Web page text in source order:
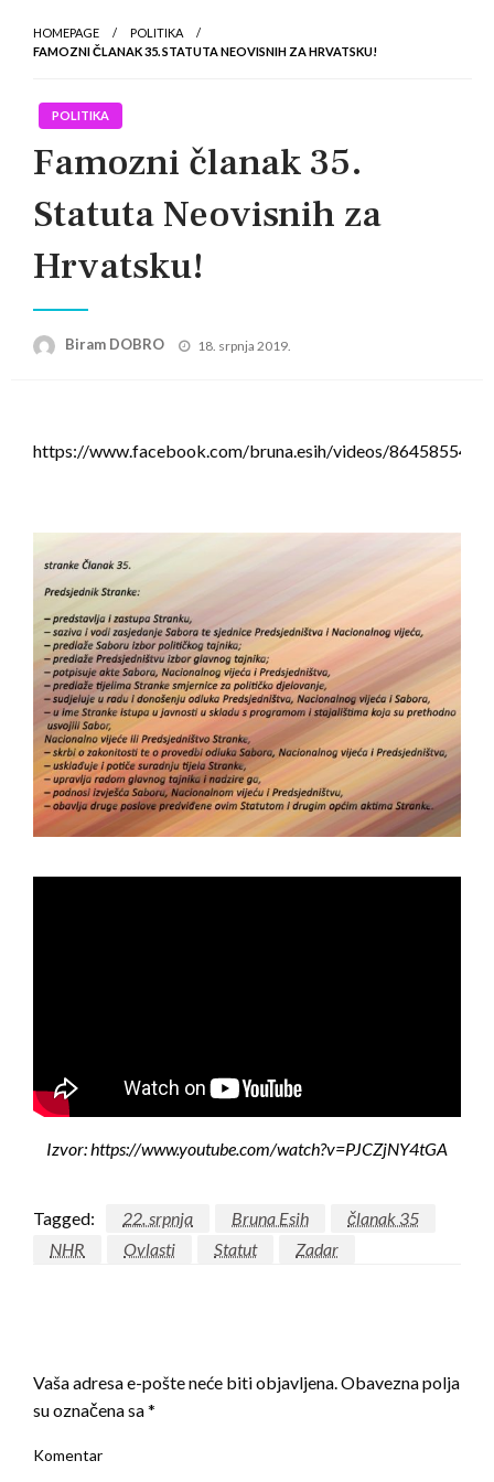
HOMEPAGE
POLITIKA
FAMOZNI ČLANAK 35. STATUTA NEOVISNIH ZA HRVATSKU!
POLITIKA
Famozni članak 35.
Statuta Neovisnih za
Hrvatsku!
Biram DOBRO
Posted
18. srpnja 2019.
https://www.facebook.com/bruna.esih/videos/
Izvor: https://www.youtube.com/watch?v=PJCZjNY4tGA
Tagged: 22. srpnja Bruna Esih
članak 35
NHR
Ovlasti Statut Zadar
Vaša adresa e-pošte neće biti objavljena.Obavezna polja
su označena sa*
Komentar